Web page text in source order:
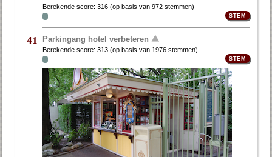
Berekende score:316 (op basis van972 stemmen)
41 Parkingang hotel verbeteren
Berekende score:313 (op basis van1976 stemmen)